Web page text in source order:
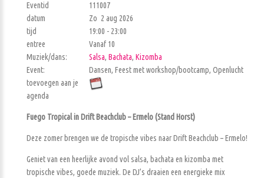
Eventid
111007
datum
Zo 2 aug 2026
tijd
19:00 - 23:00
entree
Vanaf 10
Muziek/dans:
Salsa, Bachata, Kizomba
Event:
Dansen, Feest met workshop/bootcamp, Openlucht
toevoegen aan je
agenda
Fuego Tropical in Drift Beachclub – Ermelo (Stand Horst)
Deze zomer brengen we de tropische vibes naar Drift Beachclub – Ermelo!
Geniet van een heerlijke avond vol salsa, bachata en kizomba met
tropische vibes, goede muziek. De DJ’s draaien een energieke mix